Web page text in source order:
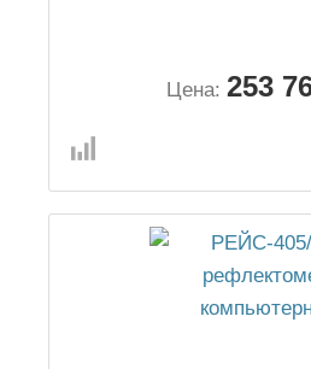
Цена: 253